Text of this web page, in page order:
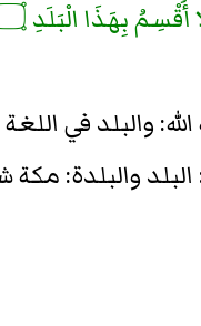
أُقْسِمُ بِهَذَا الْبَلَدِ
والبلد في
البلد والبلدة: